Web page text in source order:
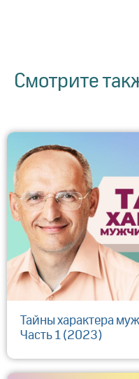
Смотрите
Тайны характера
Часть 1 (2023)